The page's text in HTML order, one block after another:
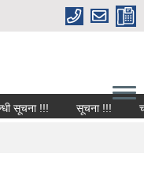
सूचना !!! सूचना !!!